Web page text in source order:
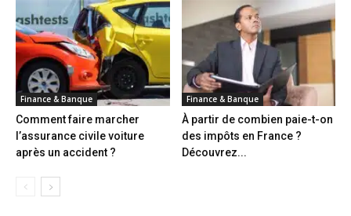
Finance & Banque
Comment faire marcher
l’assurance civile voiture
après un accident ?
Finance & Banque
À partir de combien paie-t-on
des impôts en France ?
Découvrez...